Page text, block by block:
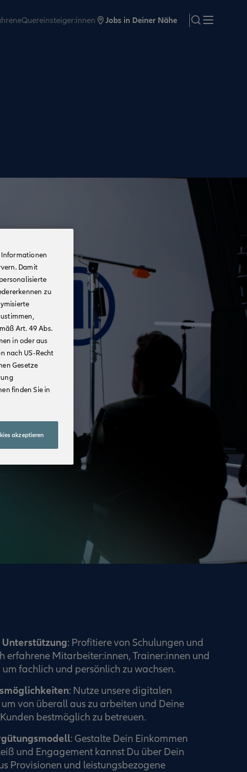
Quereinsteiger:innen Jobs in Deiner Nähe search
: Profitiere von Schulungen und
erfahrene Mitarbeiter:innen, Trainer:innen und
fachlich und persönlich zu wachsen.
: Nutze unsere digitalen
von überall aus zu arbeiten und Deine
bestmöglich zu betreuen.
: Gestalte Dein Einkommen
und Engagement kannst Du über Dein
Provisionen und leistungsbezogene
Informationen
Damit
zu
Art. 49 Abs.
in oder aus
nach US-Recht
Gesetze
finden Sie in
akzeptieren